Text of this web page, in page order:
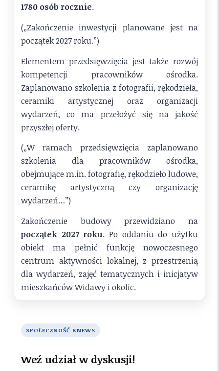
1780 osób rocznie.
(„Zakończenie inwestycji planowane jest na
początek 2027 roku.”)
Elementem przedsięwzięcia jest także rozwój
kompetencji pracowników ośrodka.
Zaplanowano szkolenia z fotografii, rękodzieła,
ceramiki artystycznej oraz organizacji
wydarzeń, co ma przełożyć się na jakość
przyszłej oferty.
(„W ramach przedsięwzięcia zaplanowano
szkolenia dla pracowników ośrodka,
obejmujące m.in. fotografię, rękodzieło ludowe,
ceramikę artystyczną czy organizację
wydarzeń…”)
Zakończenie budowy przewidziano na
początek 2027 roku. Po oddaniu do użytku
obiekt ma pełnić funkcję nowoczesnego
centrum aktywności lokalnej, z przestrzenią
dla wydarzeń, zajęć tematycznych i inicjatyw
mieszkańców Widawy i okolic.
SPOŁECZNOŚĆ KNEWS
Weź udział w dyskusji!